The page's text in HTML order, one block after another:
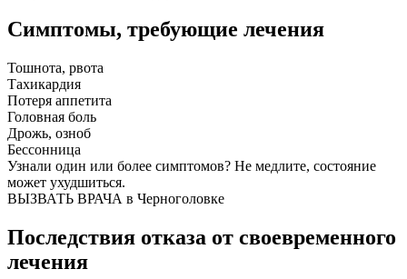
Симптомы, требующие лечения
Тошнота, рвота
Тахикардия
Потеря аппетита
Головная боль
Дрожь, озноб
Бессонница
Узнали один или более симптомов? Не медлите, состояние
может ухудшиться.
ВЫЗВАТЬ ВРАЧА в Черноголовке
Последствия отказа от своевременного
лечения